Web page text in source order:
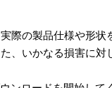
の製品仕様や形状
いかなる損害に対